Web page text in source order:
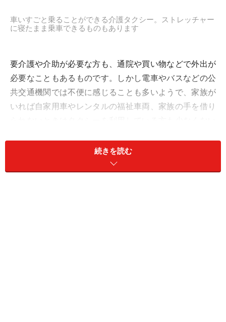
車いすごと乗ることができる介護タクシー。ストレッチャー
に寝たまま乗車できるものもあります
要介護や介助が必要な方も、通院や買い物などで外出が
必要なこともあるものです。しかし電車やバスなどの公
共交通機関では不便に感じることも多いようで、家族が
いれば自家用車やレンタルの福祉車両、家族の手を借り
使われている場合、車の乗り降りも難しく、家族の介助
だけでは外出が難しいケースもあります。
続きを読む